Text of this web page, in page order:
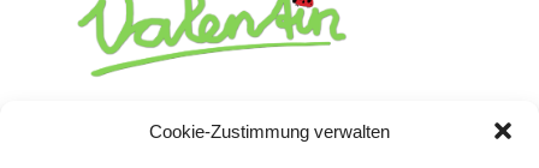
Cookie-Zustimmung verwalten
02625 Bautzen